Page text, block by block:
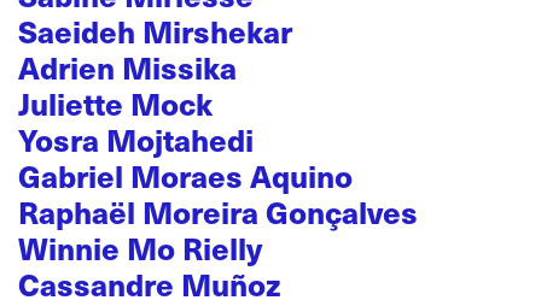
Saeideh Mirshekar
Adrien Missika
Juliette Mock
Yosra Mojtahedi
Gabriel Moraes Aquino
Raphaël Moreira Gonçalves
Winnie Mo Rielly
Cassandre Muñoz